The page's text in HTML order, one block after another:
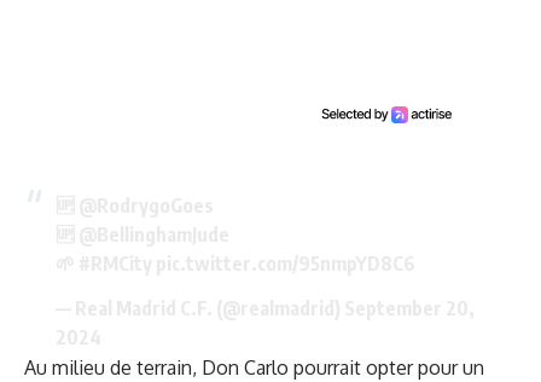
Au milieu de terrain, Don Carlo pourrait opter pour un